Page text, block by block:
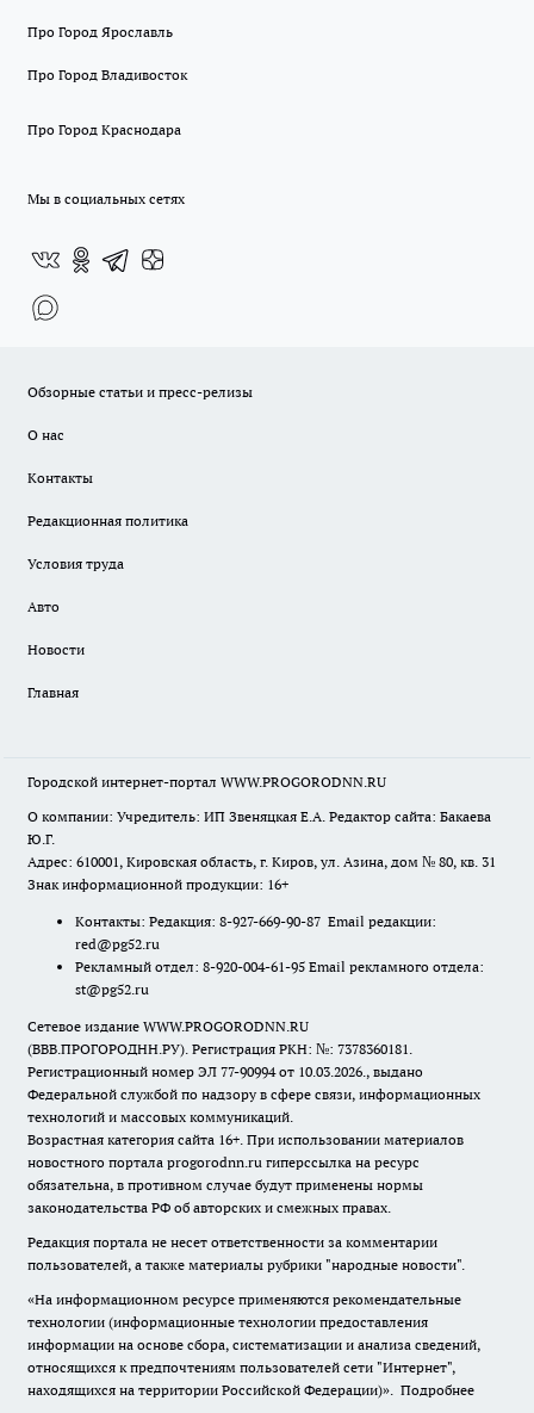
Про Город Ярославль
Про Город Владивосток
Про Город Краснодара
Мы в социальных сетях
Обзорные статьи и пресс-релизы
О нас
Контакты
Редакционная политика
Условия труда
Авто
Новости
Главная
Городской интернет-портал WWW.PROGORODNN.RU
О компании: Учредитель: ИП Звеняцкая Е.А. Редактор сайта: Бакаева
Ю.Г.
Адрес: 610001, Кировская область, г. Киров, ул. Азина, дом № 80, кв. 31
Знак информационной продукции: 16+
Контакты: Редакция: 8-927-669-90-87 Email редакции:
red@pg52.ru
Рекламный отдел: 8-920-004-61-95 Email рекламного отдела:
st@pg52.ru
Сетевое издание WWW.PROGORODNN.RU
(ВВВ.ПРОГОРОДНН.РУ). Регистрация РКН: №: 7378360181.
Регистрационный номер ЭЛ 77-90994 от 10.03.2026., выдано
Федеральной службой по надзору в сфере связи, информационных
технологий и массовых коммуникаций.
Возрастная категория сайта 16+. При использовании материалов
новостного портала progorodnn.ru гиперссылка на ресурс
обязательна, в противном случае будут применены нормы
законодательства РФ об авторских и смежных правах.
Редакция портала не несет ответственности за комментарии
пользователей, а также материалы рубрики "народные новости".
«На информационном ресурсе применяются рекомендательные
технологии (информационные технологии предоставления
информации на основе сбора, систематизации и анализа сведений,
относящихся к предпочтениям пользователей сети "Интернет",
находящихся на территории Российской Федерации)». Подробнее